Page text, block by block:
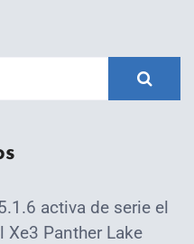
activa de serie el
Panther Lake